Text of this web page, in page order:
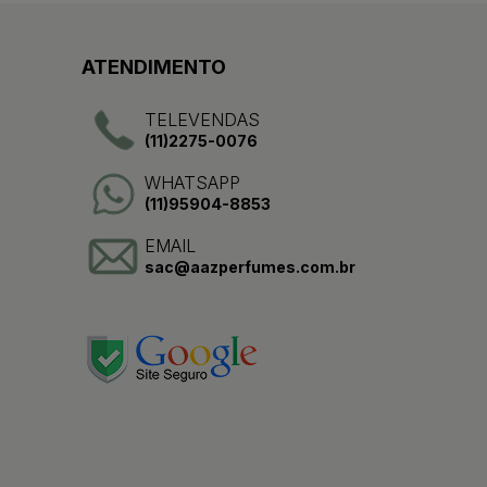
ATENDIMENTO
TELEVENDAS
(11)2275-0076
WHATSAPP
(11)95904-8853
EMAIL
sac@aazperfumes.com.br